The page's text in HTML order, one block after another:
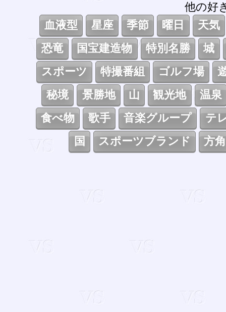
他の好
血液型
星座 季節 曜日
天気
恐竜
国宝建造物 特別名勝
城
スポーツ
特撮番組 ゴルフ場
秘境
景勝地 山 観光地
温泉
食べ物
歌手 音楽グループ
テ
国
スポーツブランド 方角